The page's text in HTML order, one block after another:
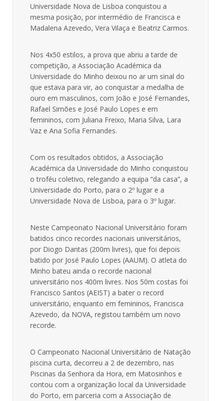
Universidade Nova de Lisboa conquistou a
mesma posição, por intermédio de Francisca e
Madalena Azevedo, Vera Vilaça e Beatriz Carmos.
Nos 4x50 estilos, a prova que abriu a tarde de
competição, a Associação Académica da
Universidade do Minho deixou no ar um sinal do
que estava para vir, ao conquistar a medalha de
ouro em masculinos, com João e José Fernandes,
Rafael Simões e José Paulo Lopes e em
femininos, com Juliana Freixo, Maria Silva, Lara
Vaz e Ana Sofia Fernandes.
Com os resultados obtidos, a Associação
Académica da Universidade do Minho conquistou
o troféu coletivo, relegando a equipa “da casa”, a
Universidade do Porto, para o 2º lugar e a
Universidade Nova de Lisboa, para o 3º lugar.
Neste Campeonato Nacional Universitário foram
batidos cinco recordes nacionais universitários,
por Diogo Dantas (200m livres), que foi depois
batido por José Paulo Lopes (AAUM). O atleta do
Minho bateu ainda o recorde nacional
universitário nos 400m livres. Nos 50m costas foi
Francisco Santos (AEIST) a bater o record
universitário, enquanto em femininos, Francisca
Azevedo, da NOVA, registou também um novo
recorde.
O Campeonato Nacional Universitário de Natação
piscina curta, decorreu a 2 de dezembro, nas
Piscinas da Senhora da Hora, em Matosinhos e
contou com a organização local da Universidade
do Porto, em parceria com a Associação de